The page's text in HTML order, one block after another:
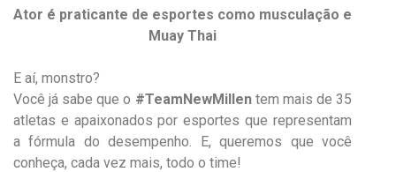
Ator é praticante de esportes como musculação e
Muay Thai
E aí, monstro?
Você já sabe que o #TeamNewMillentem mais de 35
atletas e apaixonados por esportes que representam
a fórmula do desempenho. E, queremos que você
conheça, cada vez mais, todo o time!